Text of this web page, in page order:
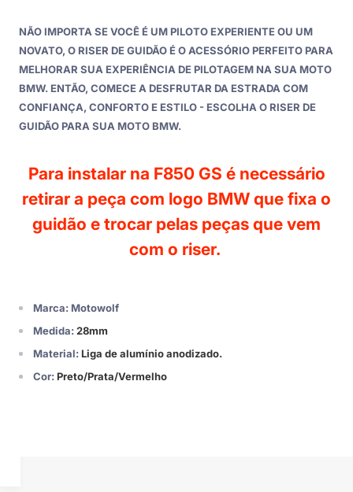
NÃO IMPORTA SE VOCÊ É UM PILOTO EXPERIENTE OU UM
NOVATO, O RISER DE GUIDÃO É O ACESSÓRIO PERFEITO PARA
MELHORAR SUA EXPERIÊNCIA DE PILOTAGEM NA SUA MOTO
BMW. ENTÃO, COMECE A DESFRUTAR DA ESTRADA COM
CONFIANÇA, CONFORTO E ESTILO - ESCOLHA O RISER DE
GUIDÃO PARA SUA MOTO BMW.
Para instalar na F850 GS é necessário
retirar a peça com logo BMW que fixa o
guidão e trocar pelas peças que vem
com o riser.
Marca: Motowolf
Medida: 28mm
Material: Liga de alumínio anodizado.
Cor: Preto/Prata/Vermelho